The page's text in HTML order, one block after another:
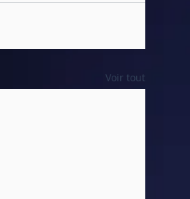
Voir tout